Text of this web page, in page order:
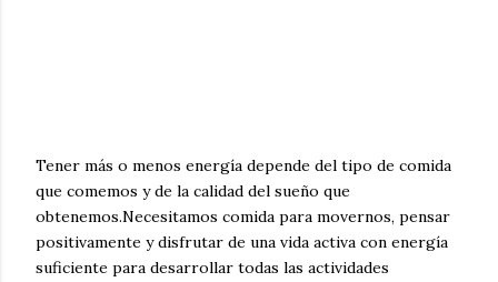
Tener más o menos energía depende del tipo de comida
que comemos y de la calidad del sueño que
obtenemos.Necesitamos comida para movernos, pensar
positivamente y disfrutar de una vida activa con energía
suficiente para desarrollar todas las actividades